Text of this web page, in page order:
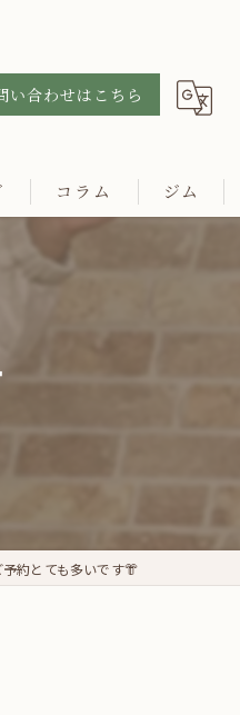
い合わせはこちら
コラム ジム
約とても多いです👘